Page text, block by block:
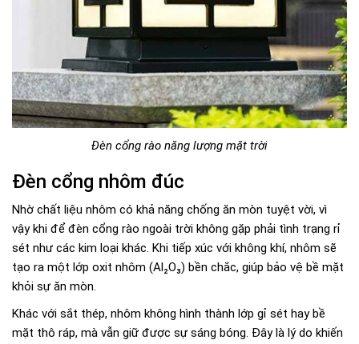
Đèn cổng rào năng lượng mặt trời
Đèn cổng nhôm đúc
Nhờ chất liệu nhôm có khả năng chống ăn mòn tuyệt vời, vì
vậy khi để đèn cổng rào ngoài trời không gặp phải tình trạng rỉ
sét như các kim loại khác. Khi tiếp xúc với không khí, nhôm sẽ
tạo ra một lớp oxit nhôm (Al₂O₃) bền chắc, giúp bảo vệ bề mặt
khỏi sự ăn mòn.
Khác với sắt thép, nhôm không hình thành lớp gỉ sét hay bề
mặt thô ráp, mà vẫn giữ được sự sáng bóng. Đây là lý do khiến